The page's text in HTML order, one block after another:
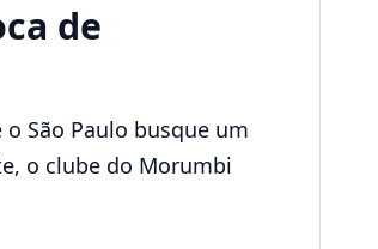
de
São Paulo busque um
o clube do Morumbi